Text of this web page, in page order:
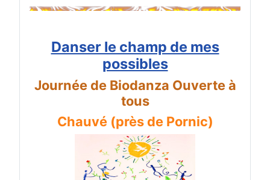
Danser le champ de mes
possibles
Journée de Biodanza Ouverte à
tous
Chauvé (près de Pornic)